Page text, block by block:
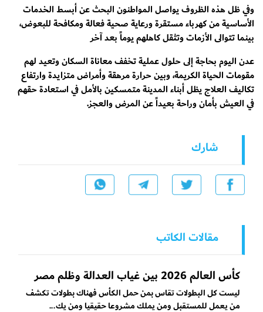
وفي ظل هذه الظروف يواصل المواطنون البحث عن أبسط الخدمات
الأساسية من كهرباء مستقرة ورعاية صحية فعالة ومكافحة للبعوض،
بينما تتوالى الأزمات وتثقل كاهلهم يوماً بعد آخر
عدن اليوم بحاجة إلى حلول عملية تخفف معاناة السكان وتعيد لهم
مقومات الحياة الكريمة، وبين حرارة مرهقة وأمراض متزايدة وارتفاع
تكاليف العلاج يظل أبناء المدينة متمسكين بالأمل في استعادة حقهم
في العيش بأمان وراحة بعيداً عن المرض والعجز.
شارك
مقالات الكاتب
كأس العالم 2026 بين غياب العدالة وظلم مصر
ليست كل البطولات تقاس بمن حمل الكأس فهناك بطولات تكشف
من يعمل للمستقبل ومن يملك مشروعا حقيقيا ومن يك...